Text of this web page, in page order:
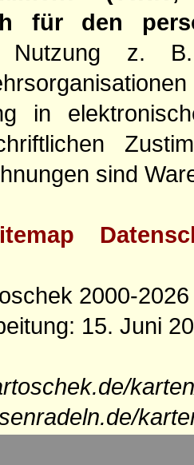
für den
Nutzung z.
in
sind
2000-2026
15. Juni